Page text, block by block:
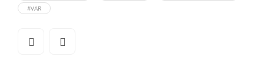
#VAR